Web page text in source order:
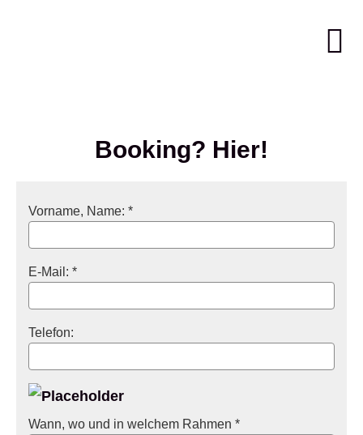
Booking? Hier!
Vorname, Name: *
E-Mail: *
Telefon:
Wann, wo und in welchem Rahmen *